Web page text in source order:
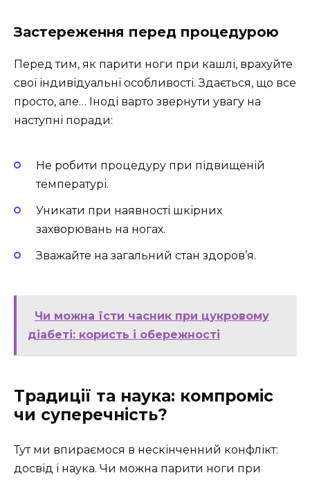
Застереження перед процедурою
Перед тим, як парити ноги при кашлі, врахуйте
свої індивідуальні особливості. Здається, що все
просто, але… Іноді варто звернути увагу на
наступні поради:
Не робити процедуру при підвищеній
температурі.
Уникати при наявності шкірних
захворювань на ногах.
Зважайте на загальний стан здоров’я.
Чи можна їсти часник при цукровому
діабеті: користь і обережності
Традиції та наука: компроміс
чи суперечність?
Тут ми впираємося в нескінченний конфлікт:
досвід і наука. Чи можна парити ноги при